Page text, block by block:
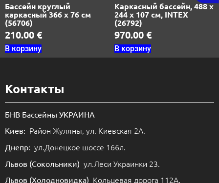
Бассейн круглый
каркасный 366 х 76 см
(56706)
210.00 €
В корзину
Каркасный бассейн, 488 х
244 х 107 см, INTEX
(26792)
970.00 €
В корзину
Контакты
БНВ Бассейны УКРАИНА
Киев: Район Жуляны, ул. Киевская 2А.
Днепр: ул.Донецкое шоссе 166л.
Львов (Сокольники) ул.Леси Украинки 23.
Львов (Холодновидка) Кольцевая дорога 112А.